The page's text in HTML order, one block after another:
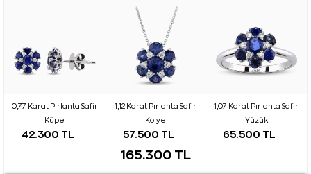
0,77 Karat Pırlanta Safir
Küpe
42.300 TL
1,12 Karat Pırlanta Safir
Kolye
57.500 TL
1,07 Karat Pırlanta Safir
Yüzük
65.500 TL
165.300 TL